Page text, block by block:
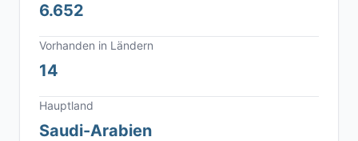
6.652
Vorhanden in Ländern
14
Hauptland
Saudi-Arabien